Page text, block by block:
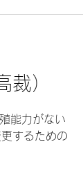
）
能力がない
するための